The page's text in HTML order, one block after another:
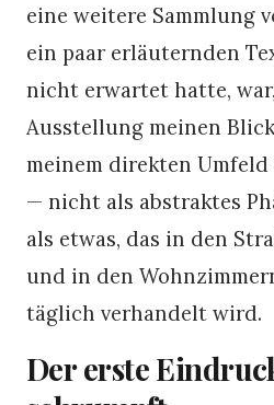
eine weitere Sammlung
ein paar erläuternden
nicht erwartet hatte,
Ausstellung meinen
meinem direkten
— nicht als abstraktes
als etwas, das in den
und in den
täglich verhandelt wird.
Der erste